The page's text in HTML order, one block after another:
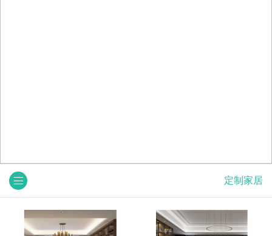
定制家居